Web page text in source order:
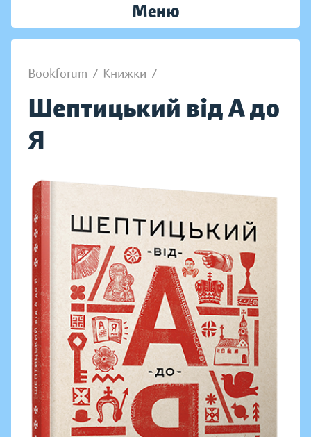
Меню
Bookforum / Книжки /
Шептицький від А до
Я